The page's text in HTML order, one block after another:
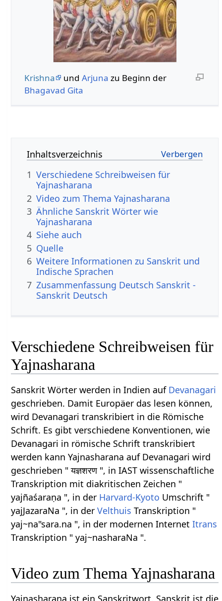
Krishna und Arjuna zu Beginn der
Bhagavad Gita
Inhaltsverzeichnis
1 Verschiedene Schreibweisen für
Yajnasharana
2 Video zum Thema Yajnasharana
3 Ähnliche Sanskrit Wörter wie
Yajnasharana
4 Siehe auch
5 Quelle
6 Weitere Informationen zu Sanskrit und
Indische Sprachen
7 Zusammenfassung Deutsch Sanskrit -
Sanskrit Deutsch
Verschiedene Schreibweisen für
Yajnasharana
Sanskrit Wörter werden in Indien auf Devanagari
geschrieben. Damit Europäer das lesen können,
wird Devanagari transkribiert in die Römische
Schrift. Es gibt verschiedene Konventionen, wie
Devanagari in römische Schrift transkribiert
werden kann Yajnasharana auf Devanagari wird
geschrieben " यज्ञशरण ", in IAST wissenschaftliche
Transkription mit diakritischen Zeichen "
yajñaśaraṇa ", in der Harvard-Kyoto Umschrift "
yajJazaraNa ", in derVelthuis Transkription "
yaj~na"sara.na ", in der modernen InternetItrans
Transkription " yaj~nasharaNa ".
Video zum Thema Yajnasharana